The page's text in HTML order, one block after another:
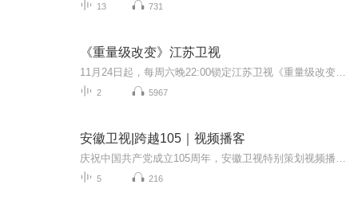
13 731
《重量级改变》江苏卫视
2 5967
安徽卫视|跨越105｜视频播客
5 216